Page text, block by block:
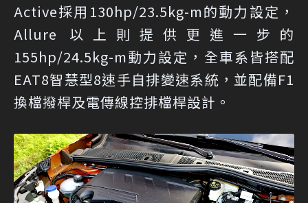
Active採用130hp/23.5kg-m的動力設定，
Allure 以上則提供更進一步的
155hp/24.5kg-m動力設定，全車系皆搭配
EAT8智慧型8速手自排變速系統，並配備F1
換檔撥桿及電傳線控排檔桿設計。